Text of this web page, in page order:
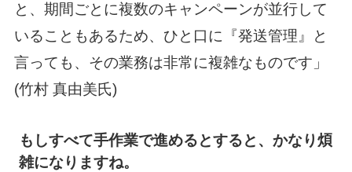
と、期間ごとに複数のキャンペーンが並行して
いることもあるため、ひと口に『発送管理』と
言っても、その業務は非常に複雑なものです」
(竹村 真由美氏)
もしすべて手作業で進めるとすると、かなり煩
雑になりますね。